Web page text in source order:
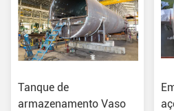
Tanque de
armazenamento Vaso